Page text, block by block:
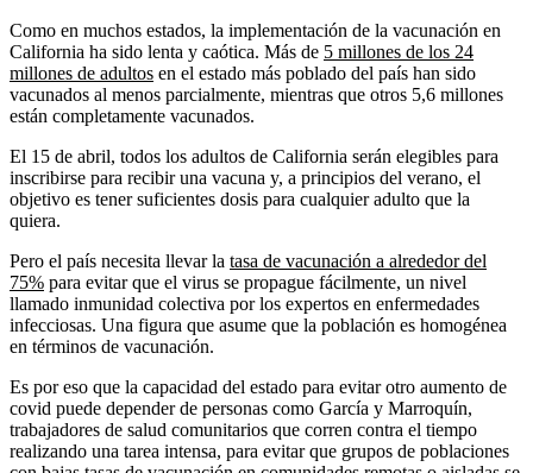
Como en muchos estados, la implementación de la vacunación en
California ha sido lenta y caótica. Más de 5 millones de los 24
millones de adultos en el estado más poblado del país han sido
vacunados al menos parcialmente, mientras que otros 5,6 millones
están completamente vacunados.
El 15 de abril, todos los adultos de California serán elegibles para
inscribirse para recibir una vacuna y, a principios del verano, el
objetivo es tener suficientes dosis para cualquier adulto que la
quiera.
Pero el país necesita llevar la tasa de vacunación a alrededor del
75% para evitar que el virus se propague fácilmente, un nivel
llamado inmunidad colectiva por los expertos en enfermedades
infecciosas. Una figura que asume que la población es homogénea
en términos de vacunación.
Es por eso que la capacidad del estado para evitar otro aumento de
covid puede depender de personas como García y Marroquín,
trabajadores de salud comunitarios que corren contra el tiempo
realizando una tarea intensa, para evitar que grupos de poblaciones